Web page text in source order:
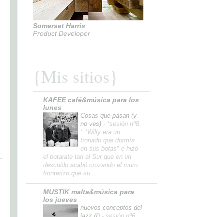
Somerset Harris
Product Developer
{Mis sitios}
KAFEE café&música para los
lunes
Cosas que pasan (y
no ves) - *sesión nº8.
* *Willy era un
tronado que dormía
en sus botas* e hizo
el botarate tan al Sur que en un
descuido acabó cruzando el muro
fronterizo que su ...
MUSTIK malta&música para
los jueves
nuevos conceptos del